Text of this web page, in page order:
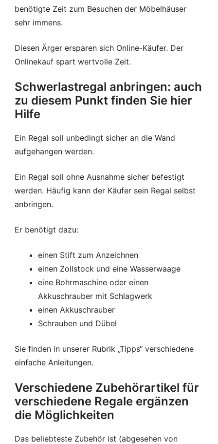
benötigte Zeit zum Besuchen der Möbelhäuser
sehr immens.
Diesen Ärger ersparen sich Online-Käufer. Der
Onlinekauf spart wertvolle Zeit.
Schwerlastregal anbringen: auch
zu diesem Punkt finden Sie hier
Hilfe
Ein Regal soll unbedingt sicher an die Wand
aufgehangen werden.
Ein Regal soll ohne Ausnahme sicher befestigt
werden. Häufig kann der Käufer sein Regal selbst
anbringen.
Er benötigt dazu:
einen Stift zum Anzeichnen
einen Zollstock und eine Wasserwaage
eine Bohrmaschine oder einen
Akkuschrauber mit Schlagwerk
einen Akkuschrauber
Schrauben und Dübel
Sie finden in unserer Rubrik „Tipps“ verschiedene
einfache Anleitungen.
Verschiedene Zubehörartikel für
verschiedene Regale ergänzen
die Möglichkeiten
Das beliebteste Zubehör ist (abgesehen von